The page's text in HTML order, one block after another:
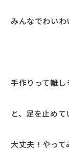
みんなでわい
手作りって難し
と、足を止め
大丈夫！やっ